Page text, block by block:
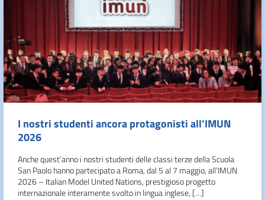
I nostri studenti ancora protagonisti all’IMUN
2026
Anche quest’anno i nostri studenti delle classi terze della Scuola
San Paolo hanno partecipato a Roma, dal 5 al 7 maggio, all’IMUN
2026 – Italian Model United Nations, prestigioso progetto
internazionale interamente svolto in lingua inglese, […]